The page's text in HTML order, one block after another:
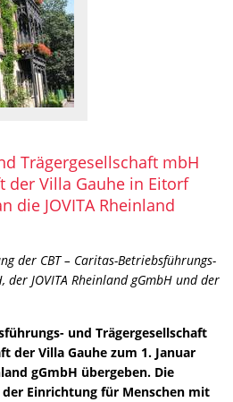
Trägergesellschaft mbH
der Villa Gauhe in Eitorf
die JOVITA Rheinland
der CBT – Caritas-Betriebsführungs-
der JOVITA Rheinland gGmbH und der
und Trägergesellschaft
der Villa Gauhe zum 1. Januar
gGmbH übergeben. Die
Einrichtung für Menschen mit